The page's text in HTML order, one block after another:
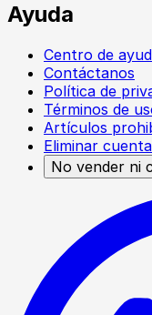
Ayuda
Centro de
Contáctanos
Política de
Términos de
Artículos
Eliminar cuenta
No vender ni